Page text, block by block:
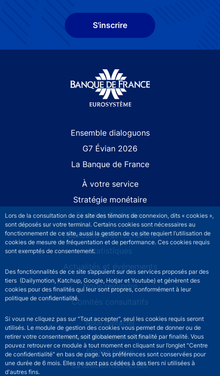
Lors de la consultation de ce site des témoins de connexion, dits « cookies »,
sont déposés sur votre terminal. Certains cookies sont nécessaires au
fonctionnement de ce site, aussi la gestion de ce site requiert l’utilisation de
cookies de mesure de fréquentation et de performance. Ces cookies requis
sont exemptés de consentement.
Des fonctionnalités de ce site s’appuient sur des services proposés par des
tiers (Dailymotion, Katchup, Google, Hotjar et Youtube) et génèrent des
cookies pour des finalités qui leur sont propres, conformément à leur
politique de confidentialité.
Si vous ne cliquez pas sur "Tout accepter", seul les cookies requis seront
utilisés. Le module de gestion des cookies vous permet de donner ou de
retirer votre consentement, soit globalement soit finalité par finalité. Vous
pouvez retrouver ce module à tout moment en cliquant sur l’onglet "Centre
de confidentialité" en bas de page. Vos préférences sont conservées pour
une durée de 6 mois. Elles ne sont pas cédées à des tiers ni utilisées à
d'autres fins.
S'inscrire
Ensemble dialoguons
G7 Évian 2026
La Banque de France
À votre service
Stratégie monétaire
Stabilité financière
Publications et recherche
Statistiques
Actualités et événements
Nous rejoindre
Comités consultatifs
Footer secondary menuNous contacter
Sourds et malentendants
Espace presse
La direction des Achats